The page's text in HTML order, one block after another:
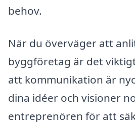
behov.
När du överväger att
byggföretag är det
att kommunikation är
dina idéer och visioner
entreprenören för att